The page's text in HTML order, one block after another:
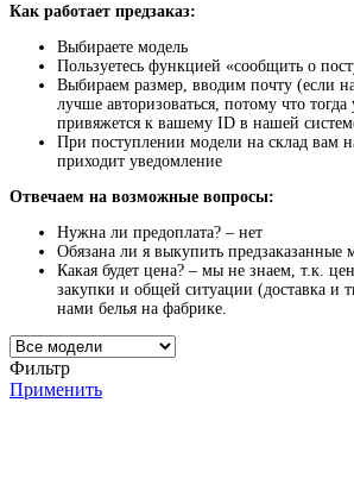
Как работает предзаказ:
Выбираете модель
Пользуетесь функцией «сообщить о
Выбираем размер, вводим почту (если
лучше авторизоваться, потому что
привяжется к вашему ID в нашей
При поступлении модели на склад вам
приходит уведомление
Отвечаем на возможные вопросы:
Нужна ли предоплата? – нет
Обязана ли я выкупить предзаказанные
Какая будет цена? – мы не знаем, т.к.
закупки и общей ситуации (доставка и
нами белья на фабрике.
Фильтр
Применить